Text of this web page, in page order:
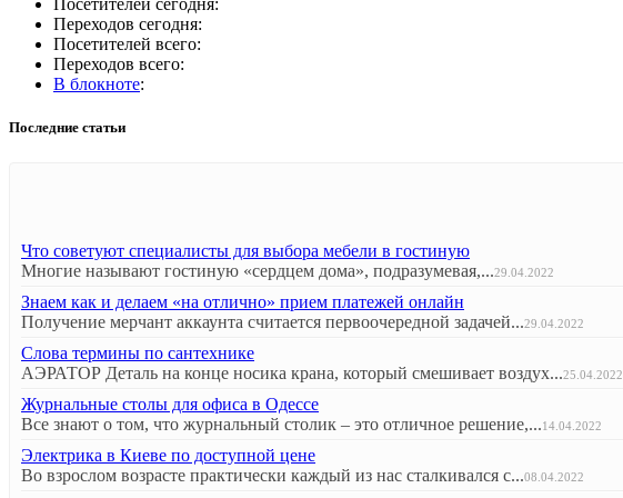
Посетителей сегодня:
Переходов сегодня:
Посетителей всего:
Переходов всего:
В блокноте:
Последние статьи
Что советуют специалисты для выбора мебели в гостиную
Многие называют гостиную «сердцем дома», подразумевая,...29.04.2022
Знаем как и делаем «на отлично» прием платежей онлайн
Получение мерчант аккаунта считается первоочередной задачей...29.04.2022
Слова термины по сантехнике
АЭРАТОР Деталь на конце носика крана, который смешивает воздух...25.04.2022
Журнальные столы для офиса в Одессе
Все знают о том, что журнальный столик – это отличное решение,...14.04.2022
Электрика в Киеве по доступной цене
Во взрослом возрасте практически каждый из нас сталкивался с...08.04.2022